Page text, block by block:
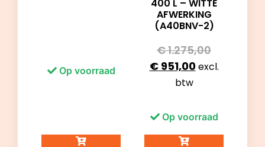
Op voorraad
400 L – WITTE
AFWERKING
(A40BNV-2)
€1.275,00
€951,00excl.
btw
Op voorraad